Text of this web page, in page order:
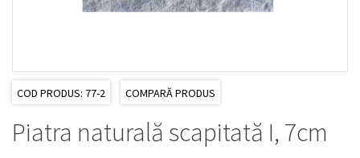
COD PRODUS: 77-2 COMPARĂ PRODUS
Piatra naturală scapitată I, 7cm